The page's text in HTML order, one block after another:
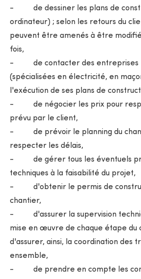
- de dessiner les plans de
ordinateur) ; selon les retours du
peuvent être amenés à être
fois,
- de contacter des entreprises
(spécialisées en électricité, en
l'exécution de ses plans de
- de négocier les prix pour
prévu par le client,
- de prévoir le planning du
respecter les délais,
- de gérer tous les éventuels
techniques à la faisabilité du projet,
- d'obtenir le permis de
chantier,
- d'assurer la supervision
mise en œuvre de chaque étape du
d'assurer, ainsi, la coordination des
ensemble,
- de prendre en compte les